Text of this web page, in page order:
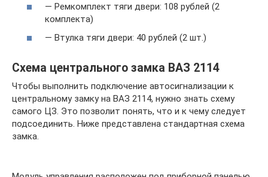
— Ремкомплект тяги двери: 108 рублей (2
комплекта)
— Втулка тяги двери: 40 рублей (2 шт.)
Схема центрального замка ВАЗ 2114
Чтобы выполнить подключение автосигнализации к
центральному замку на ВАЗ 2114, нужно знать схему
самого ЦЗ. Это позволит понять, что и к чему следует
подсоединить. Ниже представлена стандартная схема
замка.